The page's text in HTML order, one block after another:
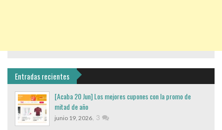
Entradas recientes
[Acaba 20 Jun] Los mejores cupones con la promo de
mitad de año
junio 19, 2026, 3